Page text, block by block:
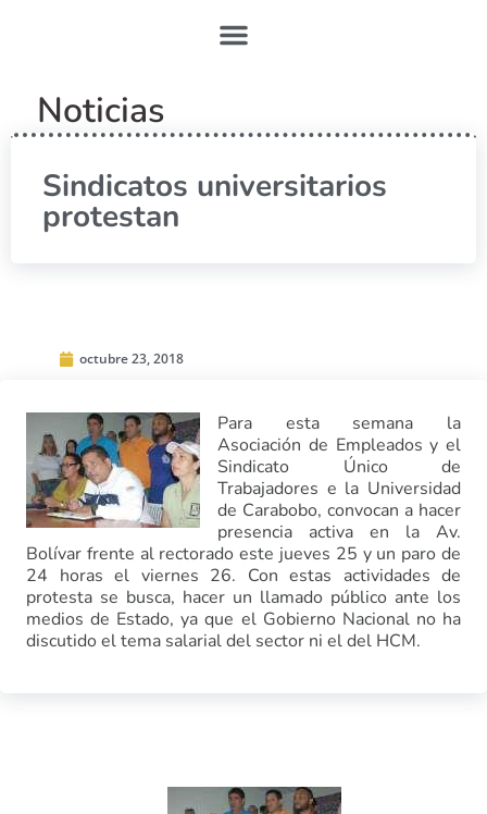
Noticias
Sindicatos universitarios
protestan
octubre 23, 2018
Para esta semana la
Asociación de Empleados y el
Sindicato Único de
Trabajadores e la Universidad
de Carabobo, convocan a hacer
presencia activa en la Av.
Bolívar frente al rectorado este jueves 25 y un paro de
24 horas el viernes 26. Con estas actividades de
protesta se busca, hacer un llamado público ante los
medios de Estado, ya que el Gobierno Nacional no ha
discutido el tema salarial del sector ni el del HCM.